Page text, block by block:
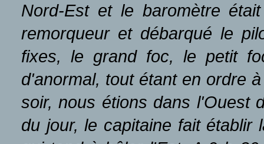
Nord-Est et le baromètre
remorqueur et débarqué le
fixes, le grand foc, le petit
d'anormal, tout étant en ordre
soir, nous étions dans l'Ouest
du jour, le capitaine fait établir